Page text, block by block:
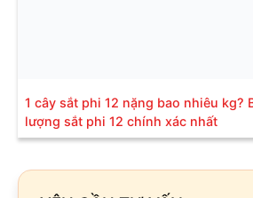
1 cây sắt phi 12 nặng bao nhiêu kg?
lượng sắt phi 12 chính xác nhất